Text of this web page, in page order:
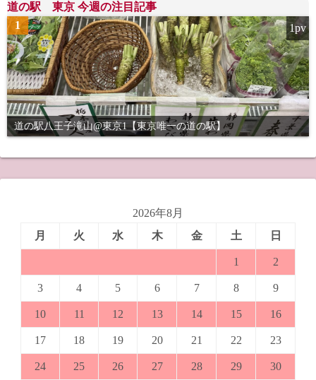
道の駅 東京 今週の注目記事
1
道の駅八王子滝山@東京1【東京唯一の道の駅】
1pv
2026年8月
月
火 水 木 金 土 日
1 2
3 4 5 6 7 8 9
10 11 12 13 14 15 16
17 18 19 20 21 22 23
24 25 26 27 28 29 30